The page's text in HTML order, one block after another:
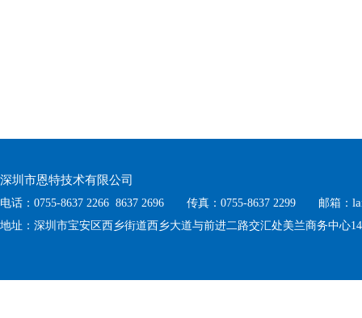
深圳市恩特技术有限公司
电话：0755-8637 2266 8637 2696 传真：0755-8637 2299 邮箱：
地址：深圳市宝安区西乡街道西乡大道与前进二路交汇处美兰商务中心